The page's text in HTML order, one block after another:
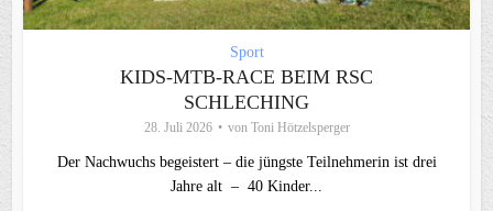
Sport
KIDS-MTB-RACE BEIM RSC
SCHLECHING
28. Juli 2026 von Toni Hötzelsperger
Der Nachwuchs begeistert – die jüngste Teilnehmerin ist drei
Jahre alt – 40 Kinder...